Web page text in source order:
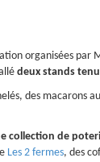
organisées
deux stands
des macarons
collection de
Les 2 fermes, des